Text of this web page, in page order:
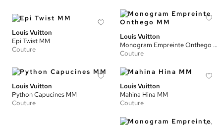
Louis Vuitton
Epi Twist MM
Couture
Louis Vuitton
Monogram Empreinte Onthego MM
Couture
Louis Vuitton
Python Capucines MM
Couture
Louis Vuitton
Mahina Hina MM
Couture